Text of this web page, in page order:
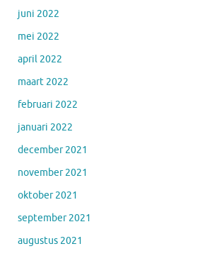
juni 2022
mei 2022
april 2022
maart 2022
februari 2022
januari 2022
december 2021
november 2021
oktober 2021
september 2021
augustus 2021